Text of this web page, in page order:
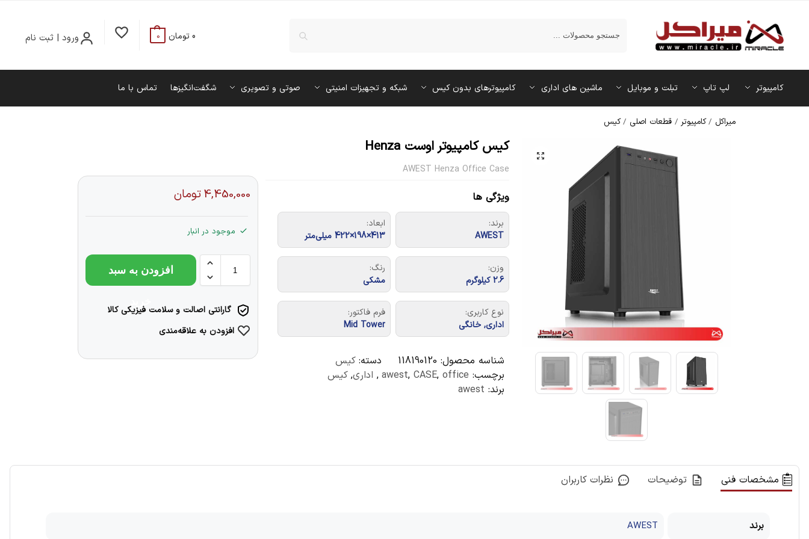
ورود | ثبت نام 0 تومان 0
کامپیوتر لپ تاپ تبلت و موبایل ماشین‌ های اداری کامپیوترهای بدون کیس شبکه و تجهیزات امنیتی صوتی و تصویری شگفت‌انگیزها تماس با ما
میراکل /کامپیوتر /قطعات اصلی /کیس
کیس کامپیوتر اوست Henza
AWEST Henza Office Case
ویژگی ها
برند:
AWEST
ابعاد:
413×198×422 میلی‌متر
وزن:
2.6 کیلوگرم
رنگ:
مشکی
نوع کاربری:
اداری, خانگی
فرم فاکتور:
Mid Tower
شناسه محصول: 118190120 دسته:کیس
برچسب:
awest, CASE, office
, اداری,کیس
برند: awest
4,450,000تومان
موجود در انبار
افزودن به سبد
گارانتی اصالت و سلامت فیزیکی کالا
افزودن به علاقه‌مندی
مشخصات فنی توضیحات نظرات کاربران
برند AWEST